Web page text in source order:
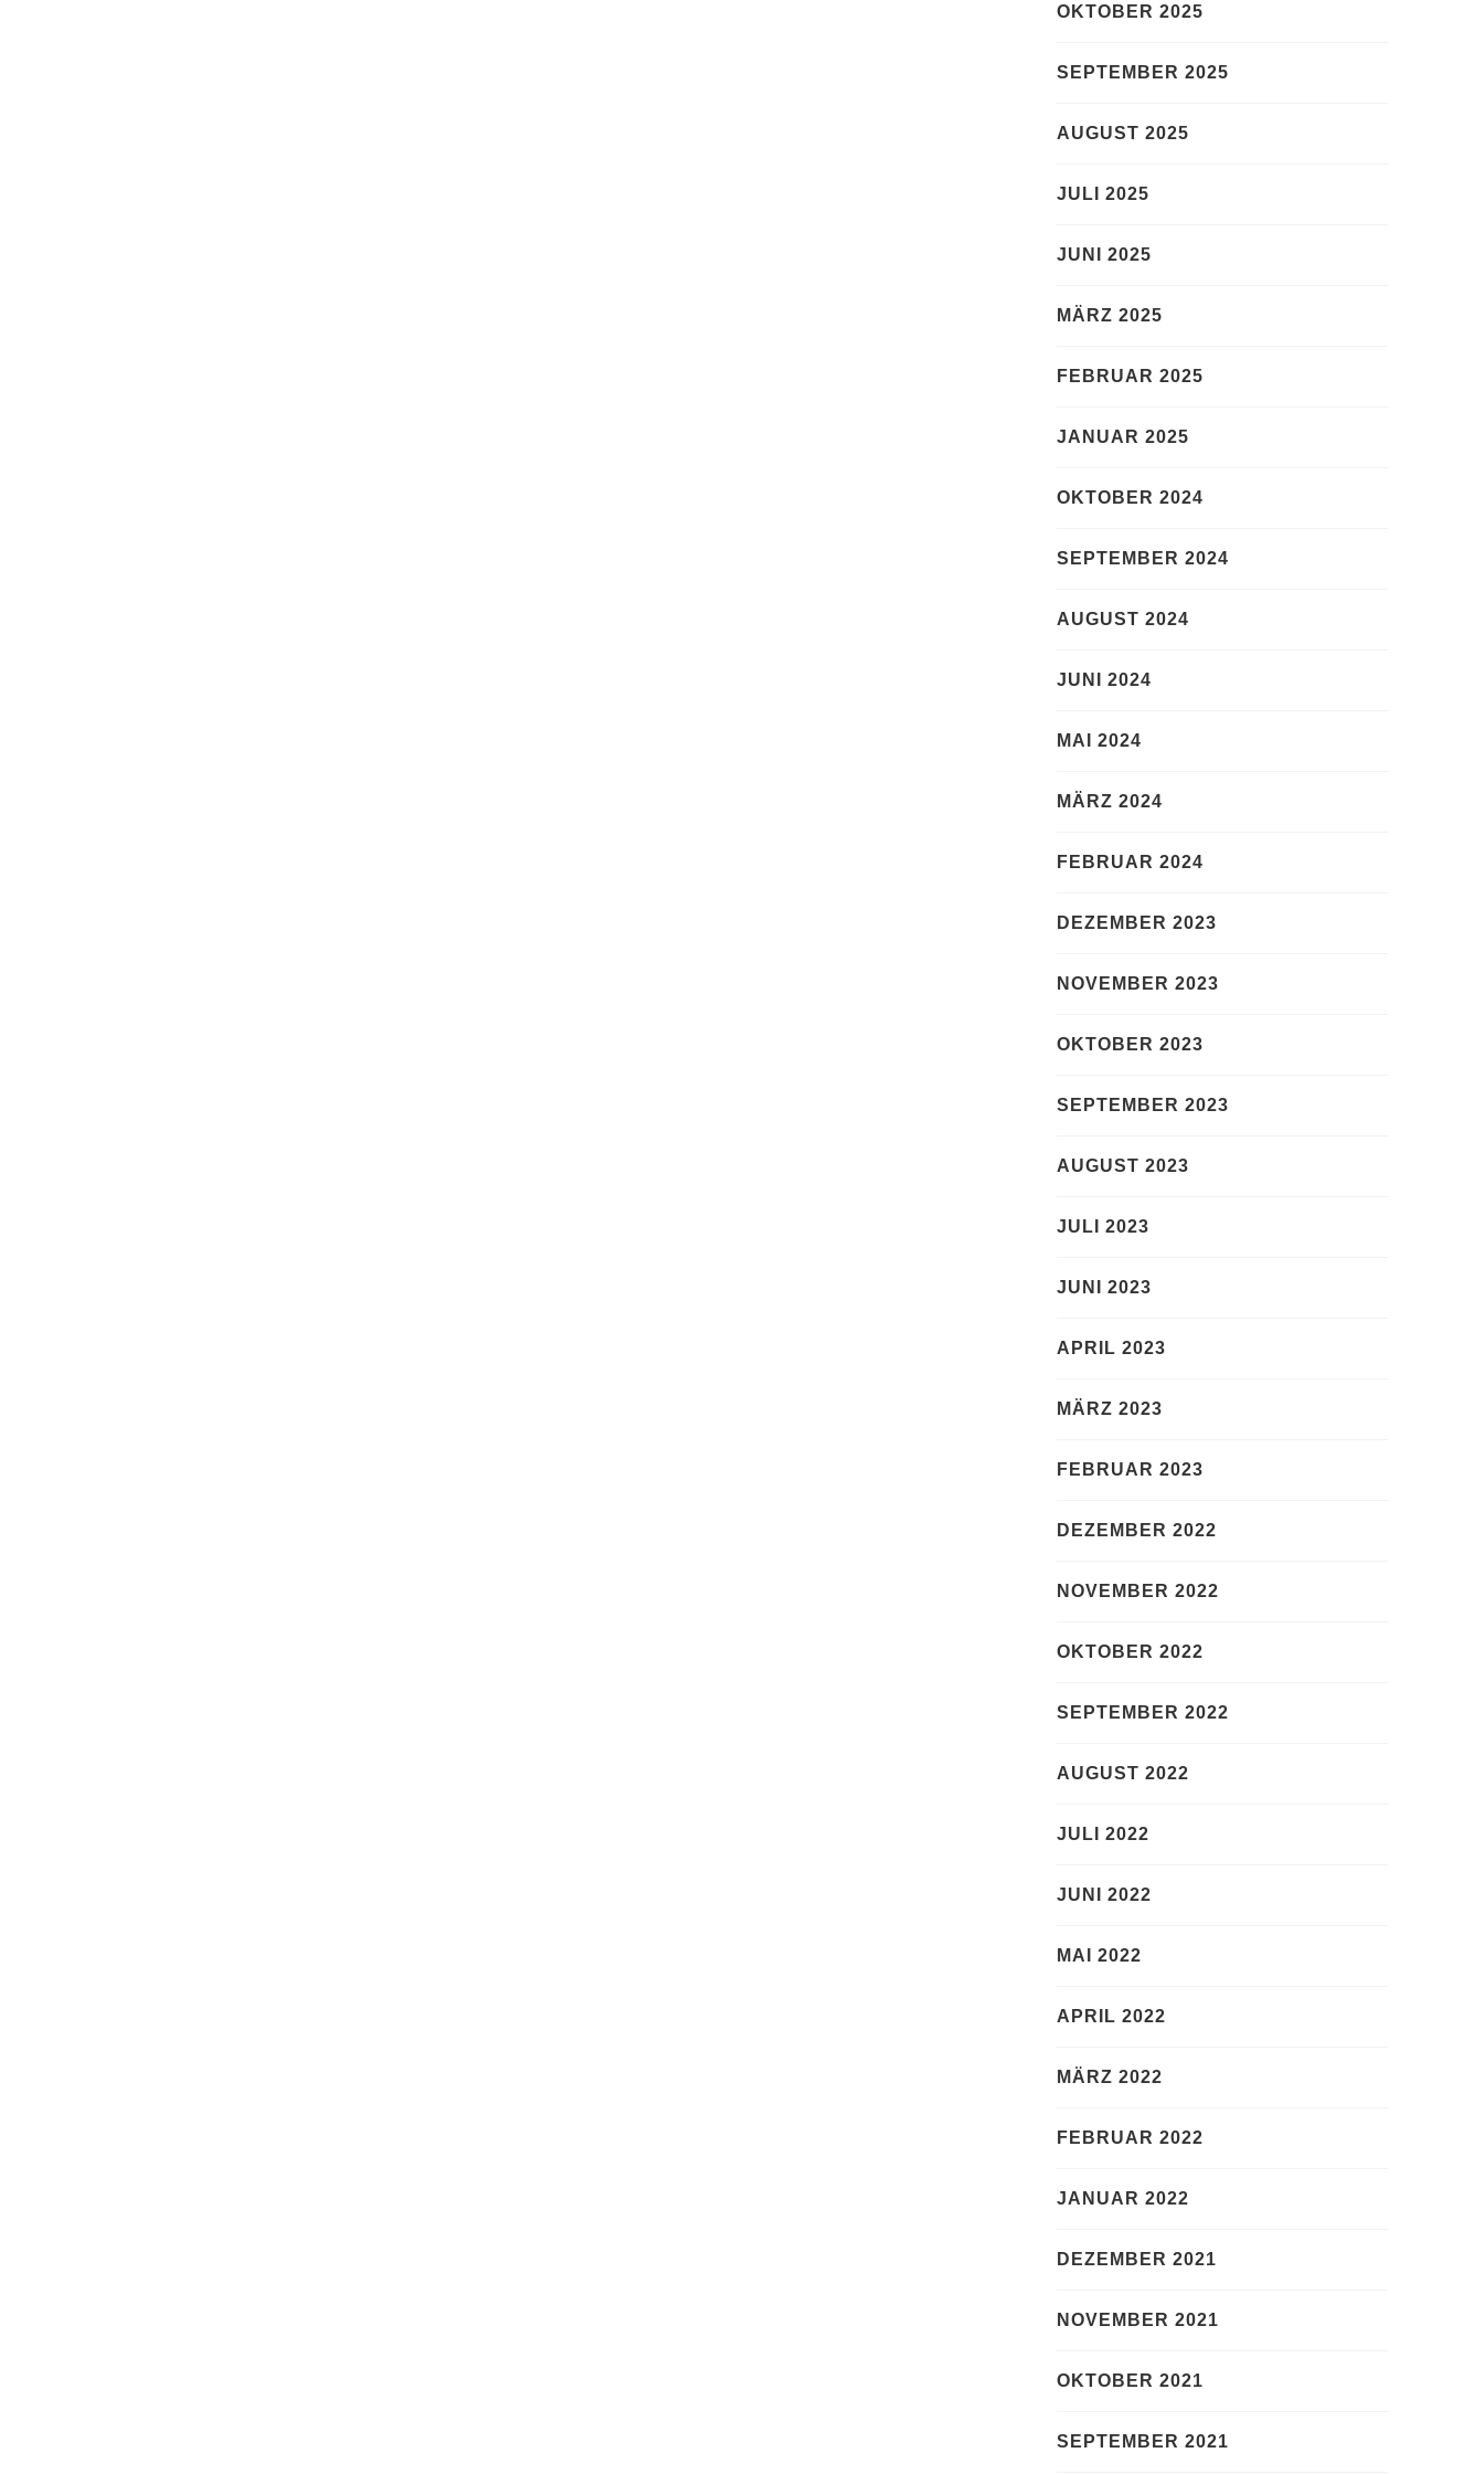
OKTOBER 2025
SEPTEMBER 2025
AUGUST 2025
JULI 2025
JUNI 2025
MÄRZ 2025
FEBRUAR 2025
JANUAR 2025
OKTOBER 2024
SEPTEMBER 2024
AUGUST 2024
JUNI 2024
MAI 2024
MÄRZ 2024
FEBRUAR 2024
DEZEMBER 2023
NOVEMBER 2023
OKTOBER 2023
SEPTEMBER 2023
AUGUST 2023
JULI 2023
JUNI 2023
APRIL 2023
MÄRZ 2023
FEBRUAR 2023
DEZEMBER 2022
NOVEMBER 2022
OKTOBER 2022
SEPTEMBER 2022
AUGUST 2022
JULI 2022
JUNI 2022
MAI 2022
APRIL 2022
MÄRZ 2022
FEBRUAR 2022
JANUAR 2022
DEZEMBER 2021
NOVEMBER 2021
OKTOBER 2021
SEPTEMBER 2021